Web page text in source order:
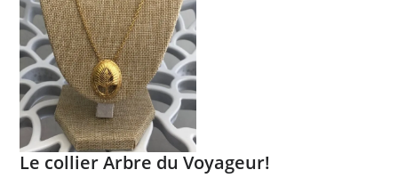
Le collier Arbre du Voyageur!